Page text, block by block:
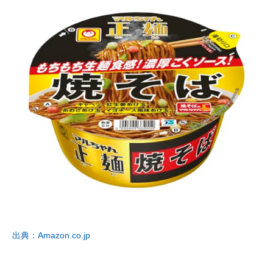
進化するPCとデバイスの未来
好きが集まる 比べて選べる
ビジネスと働き方のヒント
AI活用のいまが分かる
企業ITのトレンドを詳説
経営リーダーのコミュニティ
マーケ×ITの今がよく分かる
出典：Amazon.co.jp